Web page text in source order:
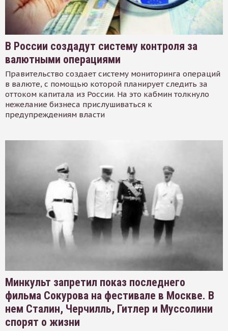
В России создадут систему контроля за
валютными операциями
Правительство создает систему мониторинга операций
в валюте, с помощью которой планирует следить за
оттоком капитала из России. На это кабмин толкнуло
нежелание бизнеса прислушиваться к
предупреждениям власти
Минкульт запретил показ последнего
фильма Сокурова на фестивале в Москве. В
нем Сталин, Черчилль, Гитлер и Муссолини
спорят о жизни